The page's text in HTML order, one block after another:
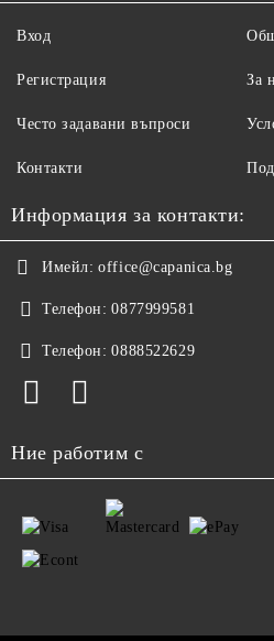
Вход
Регистрация
Често задавани въпроси
Контакти
За
Информация за контакти:
Имейл: office@capanica.bg
Телефон: 0877999581
Телефон: 0888522629
Ние работим с